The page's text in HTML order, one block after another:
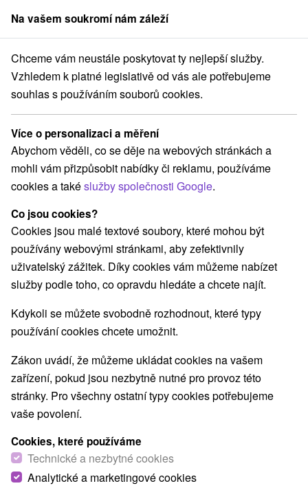
člen skupinySorger
na Slovensku Stredné Slovensko Žilinský kraj Rajecké Teplice
Rekreační poukazy Rajecké Teplice
Kategorie
Všechny kategorie
Pobyty v akci(2)
Wellness pobyty(7) Víkendové pobyty(5)
Romantické pobyty
Rodinné pobyty(1)
Vyberte lokalitu nebo termín
VŠECHNY TOP - NEJPRODÁVANĚJŠÍ NEJLEVNĚJŠÍ
Na vašem soukromí nám záleží
Chceme vám neustále poskytovat ty nejlepší služby.
Vzhledem k platné legislativě od vás ale potřebujeme
souhlas s používáním souborů cookies.
Více o personalizaci a měření
Abychom věděli, co se děje na webových stránkách a
mohli vám přizpůsobit nabídky či reklamu, používáme
cookies a takéslužby společnosti Google.
Co jsou cookies?
Cookies jsou malé textové soubory, které mohou být
používány webovými stránkami, aby zefektivnily
uživatelský zážitek. Díky cookies vám můžeme nabízet
služby podle toho, co opravdu hledáte a chcete najít.
Kdykoli se můžete svobodně rozhodnout, které typy
používání cookies chcete umožnit.
Zákon uvádí, že můžeme ukládat cookies na vašem
zařízení, pokud jsou nezbytně nutné pro provoz této
stránky. Pro všechny ostatní typy cookies potřebujeme
vaše povolení.
Cookies, které používáme
Technické a nezbytné cookies
Analytické a marketingové cookies